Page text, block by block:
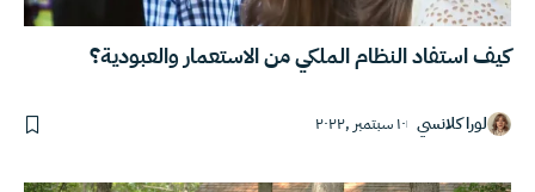
كيف استفاد النظام الملكي من الاستعمار والعبودية؟
لورا كلانسي ١٠ سبتمبر ,٢٠٢٢